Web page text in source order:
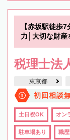
【赤坂駅徒歩
力│大切な財産
税理士法
東京都
初回相談
土日祝OK オン
駐車場あり 職